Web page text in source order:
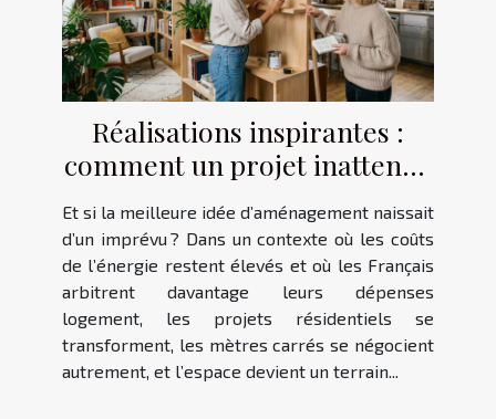
Réalisations inspirantes :
comment un projet inattendu
redéfinit l’espace
Et si la meilleure idée d’aménagement naissait
d’un imprévu ? Dans un contexte où les coûts
de l’énergie restent élevés et où les Français
arbitrent davantage leurs dépenses
logement, les projets résidentiels se
transforment, les mètres carrés se négocient
autrement, et l’espace devient un terrain...